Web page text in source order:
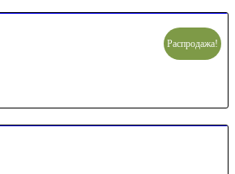
Распродажа!